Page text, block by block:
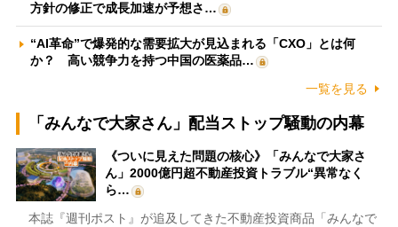
方針の修正で成長加速が予想さ…
“AI革命”で爆発的な需要拡大が見込まれる「CXO」とは何
か？ 高い競争力を持つ中国の医薬品…
一覧を見る
「みんなで大家さん」配当ストップ騒動の内幕
《ついに見えた問題の核心》「みんなで大家さ
ん」2000億円超不動産投資トラブル“異常なく
ら…
本誌『週刊ポスト』が追及してきた不動産投資商品「みんなで